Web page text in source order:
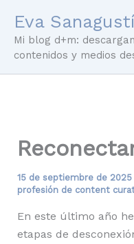
contenido
Eva
Mi blog d+m:
contenidos y medios
15 de septiembre de 2025
profesión de content
En este último año
etapas de